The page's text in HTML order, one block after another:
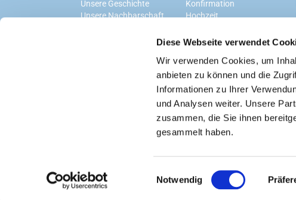
Diese Webseite verwendet
Wir verwenden Cookies, um
anbieten zu können und die
Informationen zu Ihrer
und Analysen weiter. Unsere
zusammen, die Sie ihnen
gesammelt haben.
i
Notwendig
Unsere Geschichte
Unsere Nachbarschaft
Konfirmation
Hochzeit